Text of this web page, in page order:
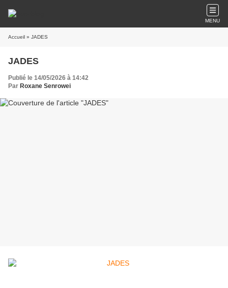
MENU
Accueil » JADES
JADES
Publié le 14/05/2026 à 14:42
Par Roxane Senrowei